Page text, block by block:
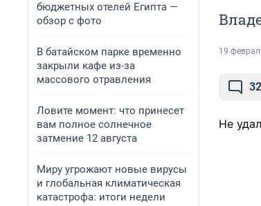
бюджетных отелей Египта —
обзор с фото
В батайском парке временно
закрыли кафе из-за
массового отравления
Ловите момент: что принесет
вам полное солнечное
затмение 12 августа
Миру угрожают новые вирусы
и глобальная климатическая
катастрофа: итоги недели
19
32
Не